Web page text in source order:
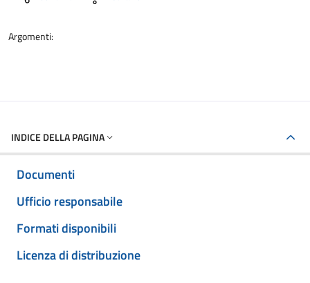
Argomenti:
INDICE DELLA PAGINA
Documenti
Ufficio responsabile
Formati disponibili
Licenza di distribuzione